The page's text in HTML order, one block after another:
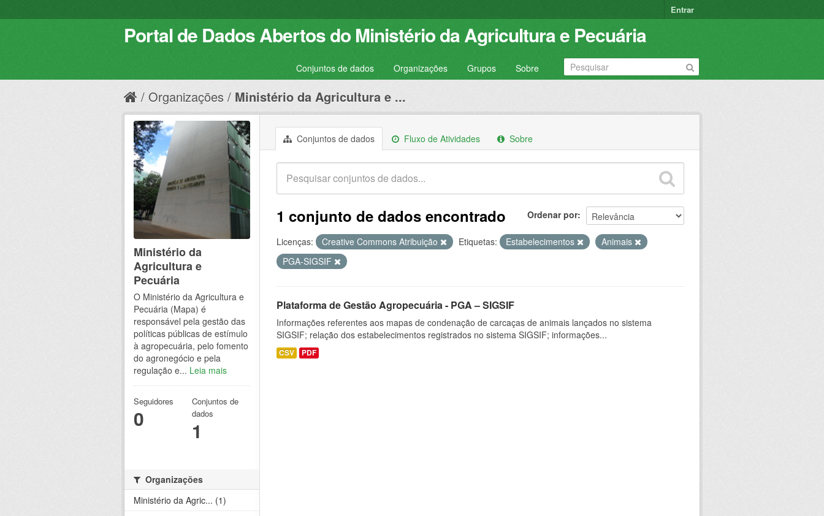
Entrar
Portal de Dados Abertos do Ministério da Agricultura e Pecuária
Conjuntos de dados Organizações Grupos Sobre
Organizações Ministério da Agricultura e ...
Conjuntos de dados Fluxo de Atividades Sobre
Ordenar por
1 conjunto de dados encontrado
Licenças: Creative Commons Atribuição Etiquetas: Estabelecimentos
Animais
PGA-SIGSIF
Plataforma de Gestão Agropecuária - PGA – SIGSIF
Informações referentes aos mapas de condenação de carcaças de animais lançados no sistema
SIGSIF; relação dos estabelecimentos registrados no sistema SIGSIF; informações...
CSV PDF
Ministério da
Agricultura e
Pecuária
O Ministério da Agricultura e
Pecuária (Mapa) é
responsável pela gestão das
políticas públicas de estímulo
à agropecuária, pelo fomento
do agronegócio e pela
regulação e... Leia mais
Seguidores
0
Conjuntos de
dados
1
Organizações
Ministério da Agric... (1)